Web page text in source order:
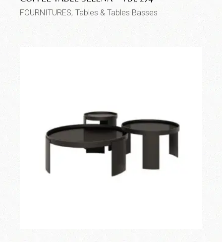
FOURNITURES Tables & Tables Basses